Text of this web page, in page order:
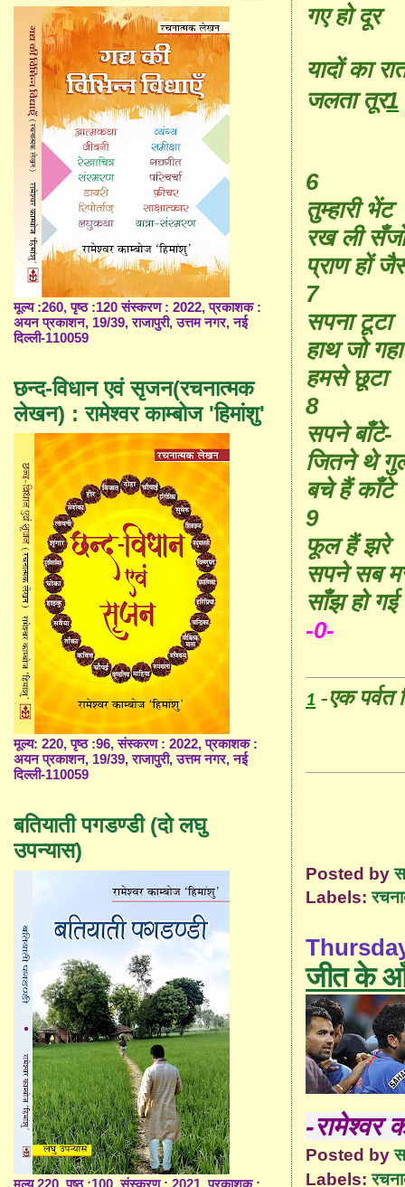
गए हो दूर
यादों का
जलता तूर1
6
तुम्हारी भेंट
रख ली
प्राण हों
7
सपना टूटा
हाथ जो
हमसे छूटा
8
सपने बाँटे-
जितने थे
बचे हैं काँटे
9
फूल हैं झरे
सपने सब
साँझ हो गई
-0-
1 -एक पर्वत
Posted by
Labels:
जीत के
-रामेश्वर
Posted by
Labels:
मूल्य :260, पृष्ठ :120 संस्करण : 2022, प्रकाशक :
अयन प्रकाशन, 19/39, राजापुरी, उत्तम नगर, नई
दिल्ली-110059
छन्द-विधान एवं सृजन(रचनात्मक
लेखन) : रामेश्वर काम्बोज 'हिमांशु'
मूल्य: 220, पृष्ठ :96, संस्करण : 2022, प्रकाशक :
अयन प्रकाशन, 19/39, राजापुरी, उत्तम नगर, नई
दिल्ली-110059
बतियाती पगडण्डी (दो लघु
उपन्यास)